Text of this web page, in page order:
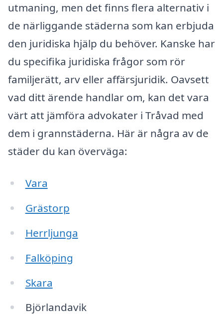
utmaning, men det finns flera alternativ i
de närliggande städerna som kan erbjuda
den juridiska hjälp du behöver. Kanske har
du specifika juridiska frågor som rör
familjerätt, arv eller affärsjuridik. Oavsett
vad ditt ärende handlar om, kan det vara
värt att jämföra advokater i Tråvad med
dem i grannstäderna. Här är några av de
städer du kan överväga:
Vara
Grästorp
Herrljunga
Falköping
Skara
Björlandavik